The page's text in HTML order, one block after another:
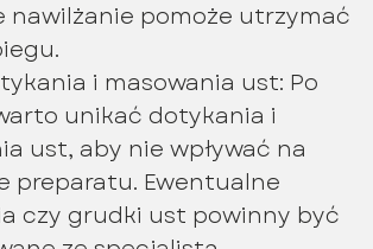
nawilżanie pomoże utrzymać
i masowania ust: Po
unikać dotykania i
ust, aby nie wpływać na
preparatu. Ewentualne
czy grudki ust powinny być